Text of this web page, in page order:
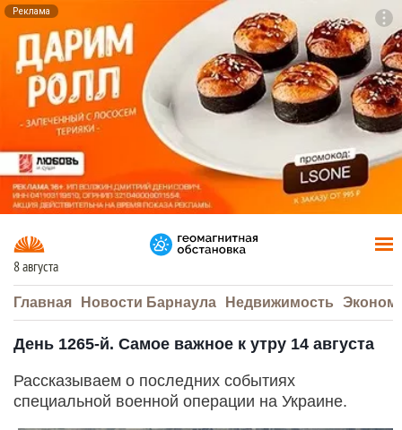
Реклама
8 августа
Главная Новости Барнаула Недвижимость
День 1265-й. Самое важное к утру 14 августа
Рассказываем о последних событиях
специальной военной операции на Украине.